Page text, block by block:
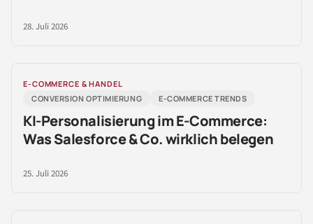
28. Juli 2026
E-COMMERCE & HANDEL
CONVERSION OPTIMIERUNG
E-COMMERCE TRENDS
KI-Personalisierung im E-Commerce:
Was Salesforce & Co. wirklich belegen
25. Juli 2026